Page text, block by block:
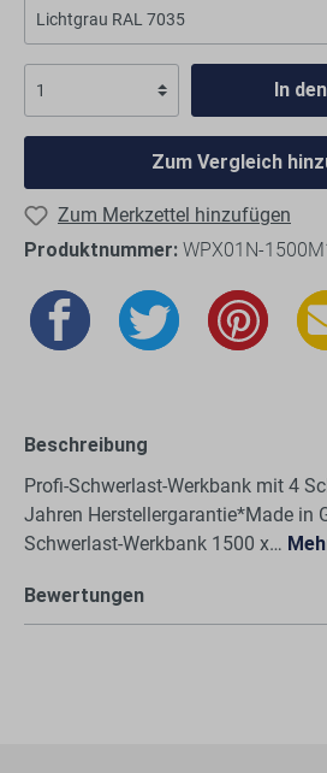
In
Zum Vergleich
Zum Merkzettel hinzufügen
Produktnummer: WPX01N-
Beschreibung
Profi-Schwerlast-Werkbank mit 4
Jahren Herstellergarantie*Made in
Schwerlast-Werkbank 1500 x…
Bewertungen